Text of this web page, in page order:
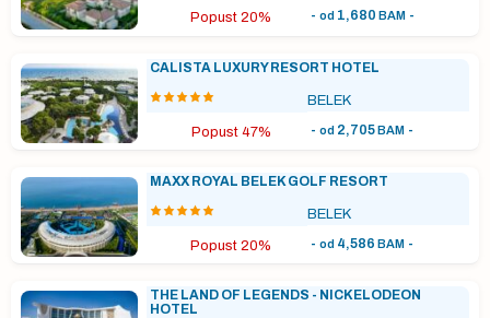
Popust 20%
- od 1,680 BAM-
CALISTA LUXURY RESORT HOTEL
BELEK
Popust 47% - od 2,705BAM-
MAXX ROYAL BELEK GOLF RESORT
BELEK
Popust 20% - od 4,586 BAM-
THE LAND OF LEGENDS - NICKELODEON
HOTEL